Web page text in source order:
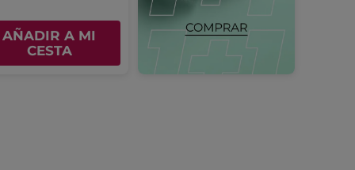
AÑADIR A MI
CESTA